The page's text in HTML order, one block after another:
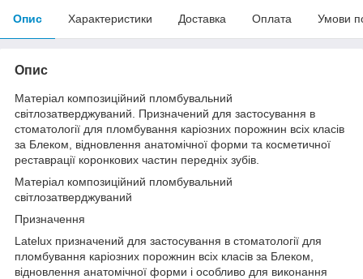
Опис Характеристики Доставка Оплата Умови
Опис
Матеріал композиційний пломбувальний
світлозатверджуваний. Призначений для застосування в
стоматології для пломбування каріозних порожнин всіх класів
за Блеком, відновлення анатомічної форми та косметичної
реставрації коронкових частин передніх зубів.
Матеріал композиційний пломбувальний
світлозатверджуваний
Призначення
Latelux призначений для застосування в стоматології для
пломбування каріозних порожнин всіх класів за Блеком,
відновлення анатомічної форми і особливо для виконання